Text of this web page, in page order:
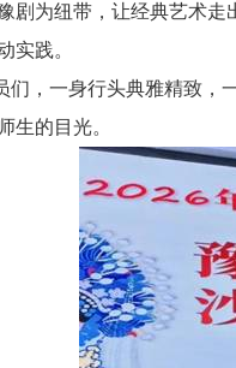
剧为纽带，让经典艺术
实践。
们，一身行头典雅精致，
生的目光。